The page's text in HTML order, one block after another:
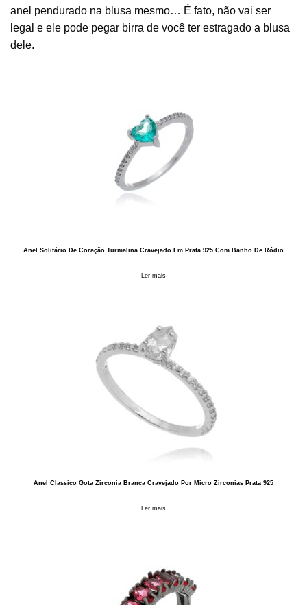
anel pendurado na blusa mesmo… É fato, não vai ser
legal e ele pode pegar birra de você ter estragado a blusa
dele.
Anel Solitário De Coração Turmalina Cravejado Em Prata 925 Com Banho De Ródio
Ler mais
Anel Classico Gota Zirconia Branca Cravejado Por Micro Zirconias Prata 925
Ler mais